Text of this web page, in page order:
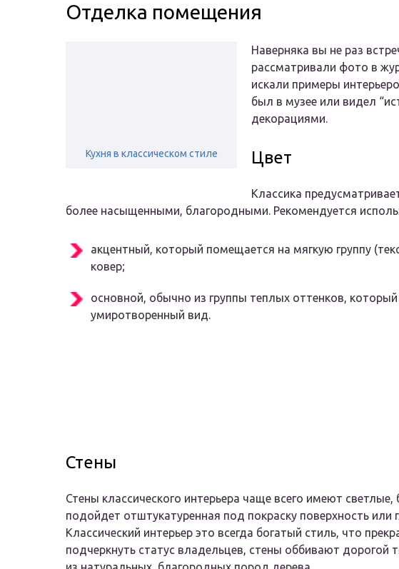
Отделка помещения
Кухня в классическом стиле
Наверняка вы не раз
рассматривали фото в
искали примеры
был в музее или видел
декорациями.
Цвет
Классика
более насыщенными, благородными. Рекомендуется
акцентный, который помещается на мягкую группу
ковер;
основной, обычно из группы теплых оттенков,
умиротворенный вид.
Стены
Стены классического интерьера чаще всего имеют
подойдет отштукатуренная под покраску поверхность или
Классический интерьер это всегда богатый стиль, что
подчеркнуть статус владельцев, стены оббивают